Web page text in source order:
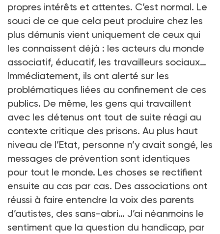
propres intérêts et attentes. C’est normal. Le
souci de ce que cela peut produire chez les
plus démunis vient uniquement de ceux qui
les connaissent déjà : les acteurs du monde
associatif, éducatif, les travailleurs sociaux…
Immédiatement, ils ont alerté sur les
problématiques liées au confinement de ces
publics. De même, les gens qui travaillent
avec les détenus ont tout de suite réagi au
contexte critique des prisons. Au plus haut
niveau de l’Etat, personne n’y avait songé, les
messages de prévention sont identiques
pour tout le monde. Les choses se rectifient
ensuite au cas par cas. Des associations ont
réussi à faire entendre la voix des parents
d’autistes, des sans-abri… J’ai néanmoins le
sentiment que la question du handicap, par